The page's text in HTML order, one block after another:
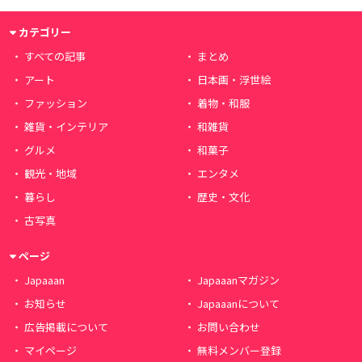
カテゴリー
すべての記事
まとめ
アート
日本画・浮世絵
ファッション
着物・和服
雑貨・インテリア
和雑貨
グルメ
和菓子
観光・地域
エンタメ
暮らし
歴史・文化
古写真
ページ
Japaaan
Japaaanマガジン
お知らせ
Japaaanについて
広告掲載について
お問い合わせ
マイページ
無料メンバー登録